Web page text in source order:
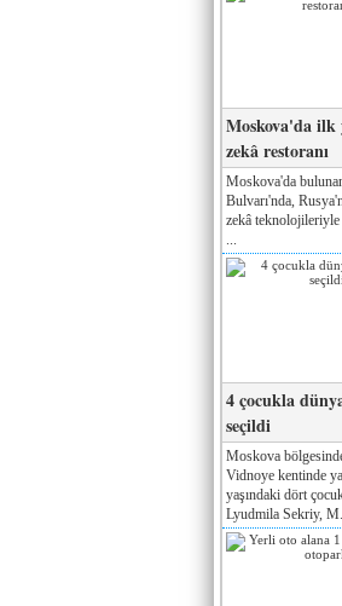
Moskova'da ilk
zekâ restoranı
Moskova'da
Bulvarı'nda,
zekâ
4 çocukla
seçildi
Moskova
Vidnoye kentinde
yaşındaki dört
Lyudmila Sekriy, M...